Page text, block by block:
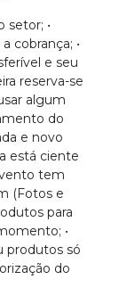
setor; •
cobrança; •
e seu
reserva-se
algum
do
e novo
está ciente
tem
(Fotos e
para
•
produtos só
do